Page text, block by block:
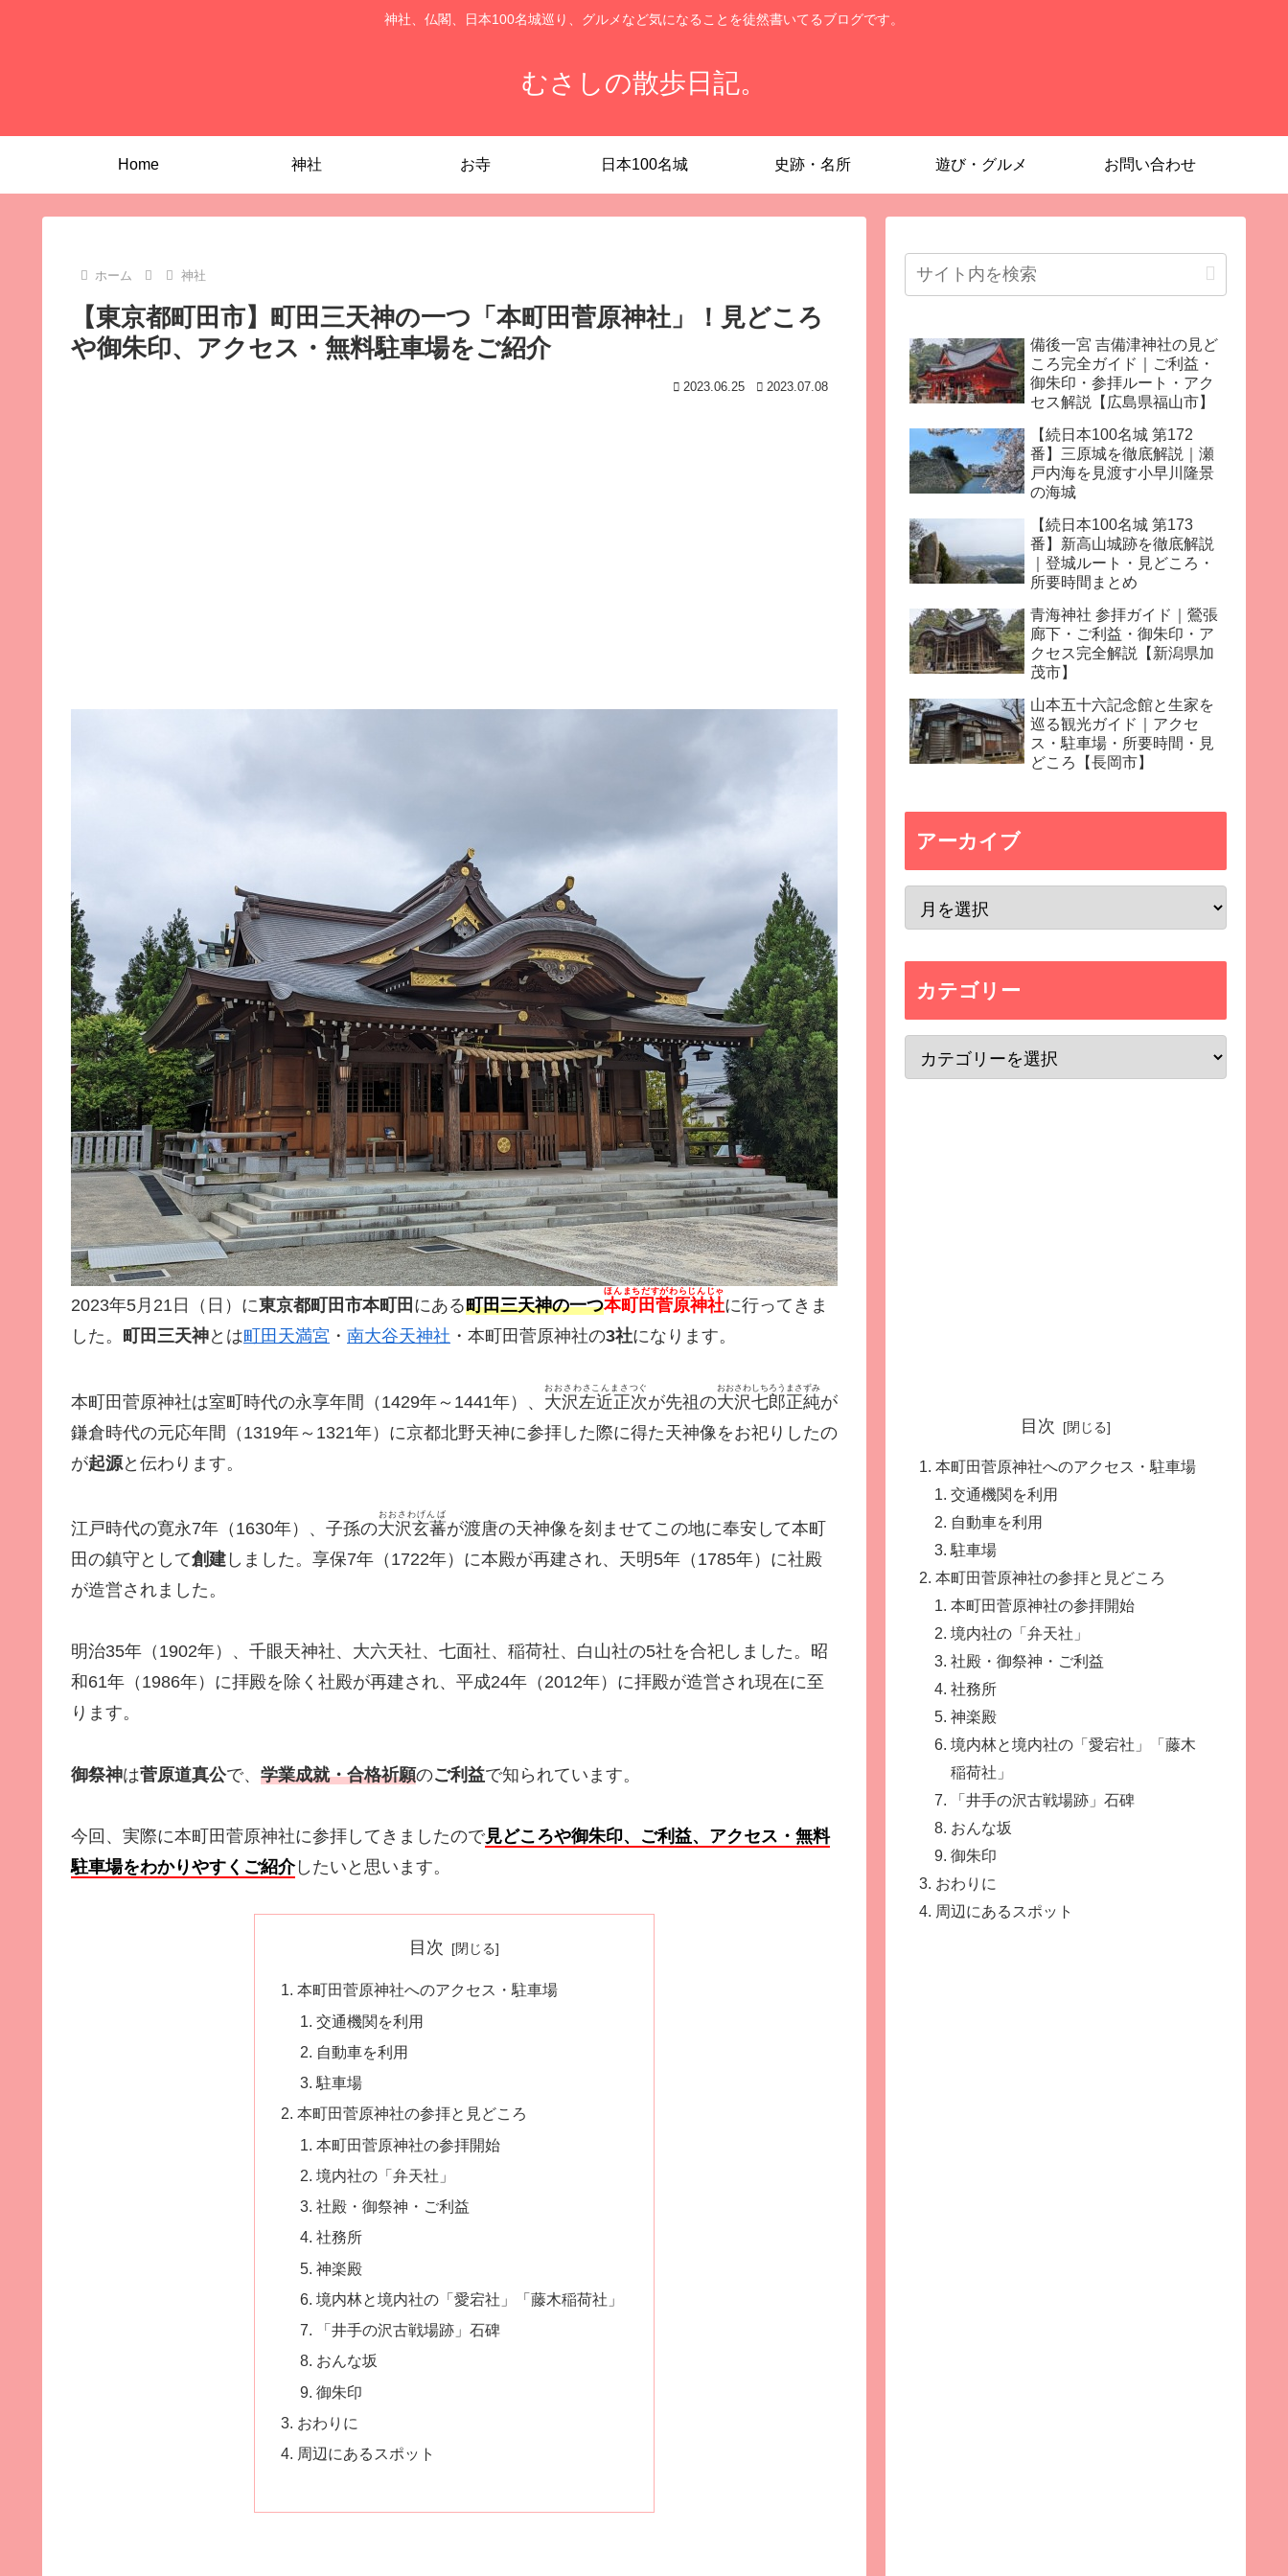
神社、仏閣、日本100名城巡り、グルメなど気になることを徒然書いてるブログです。
むさしの散歩日記。
Home 神社 お寺 日本100名城 史跡・名所 遊び・グルメ お問い合わせ
ホーム 神社
【東京都町田市】町田三天神の一つ「本町田菅原神社」！見どころ
や御朱印、アクセス・無料駐車場をご紹介
2023.06.25 2023.07.08
2023年5月21日（日）に東京都町田市本町田 にある町田三天神の一つ本町田菅原神社
ほんまちだすがわらじんじゃ
に行ってきま
した。
町田三天神とは町田天満宮 ・ 南大谷天神社 ・本町田菅原神社の3社になります。
本町田菅原神社は室町時代の永享年間（1429年～1441年）、 大沢左近正次
おおさわさこんまさつぐ
が先祖の大沢七郎正純
おおさわしちろうまさずみ
が
鎌倉時代の元応年間（1319年～1321年）に京都北野天神に参拝した際に得た天神像をお祀りしたの
が起源と伝わります。
江戸時代の寛永7年（1630年）、子孫の大沢玄蕃
おおさわげんば
が渡唐の天神像を刻ませてこの地に奉安して本町
田の鎮守として創建 しました。享保7年（1722年）に本殿が再建され、天明5年（1785年）に社殿
が造営されました。
明治35年（1902年）、千眼天神社、大六天社、七面社、稲荷社、白山社の5社を合祀しました。昭
和61年（1986年）に拝殿を除く社殿が再建され、平成24年（2012年）に拝殿が造営され現在に至
ります。
御祭神は菅原道真公で、 学業成就・合格祈願のご利益で知られています。
今回、実際に本町田菅原神社に参拝してきましたので見どころや御朱印、ご利益、アクセス・無料
駐車場をわかりやすくご紹介したいと思います。
目次
本町田菅原神社へのアクセス・駐車場
交通機関を利用
自動車を利用
駐車場
本町田菅原神社の参拝と見どころ
本町田菅原神社の参拝開始
境内社の「弁天社」
社殿・御祭神・ご利益
社務所
神楽殿
境内林と境内社の「愛宕社」「藤木稲荷社」
「井手の沢古戦場跡」石碑
おんな坂
御朱印
おわりに
周辺にあるスポット
備後一宮 吉備津神社の見ど
ころ完全ガイド｜ご利益・
御朱印・参拝ルート・アク
セス解説【広島県福山市】
【続日本100名城 第172
番】三原城を徹底解説｜瀬
戸内海を見渡す小早川隆景
の海城
【続日本100名城 第173
番】新高山城跡を徹底解説
｜登城ルート・見どころ・
所要時間まとめ
青海神社 参拝ガイド｜鶯張
廊下・ご利益・御朱印・ア
クセス完全解説【新潟県加
茂市】
山本五十六記念館と生家を
巡る観光ガイド｜アクセ
ス・駐車場・所要時間・見
どころ【長岡市】
アーカイブ
カテゴリー
目次
本町田菅原神社へのアクセス・駐車場
交通機関を利用
自動車を利用
駐車場
本町田菅原神社の参拝と見どころ
本町田菅原神社の参拝開始
境内社の「弁天社」
社殿・御祭神・ご利益
社務所
神楽殿
境内林と境内社の「愛宕社」「藤木
稲荷社」
「井手の沢古戦場跡」石碑
おんな坂
御朱印
おわりに
周辺にあるスポット